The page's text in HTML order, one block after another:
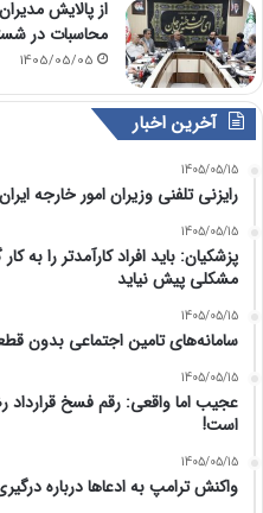
از پالایش
محاسبات در
1405/05/05
آخرین اخبار
1405/05/15
رایزنی تلفنی وزیران امور خارجه
1405/05/15
پزشکیان: باید افراد کارآمدتر را
مشکلی پیش نیاید
1405/05/15
سامانه‌های تامین اجتماعی بدون
1405/05/15
است!
1405/05/15
واکنش ترامپ به ادعاها درباره